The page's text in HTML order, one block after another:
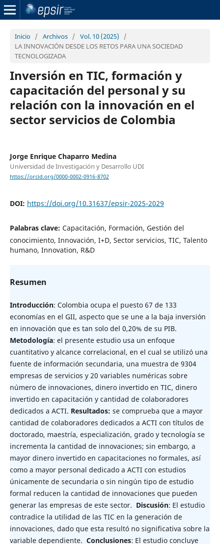
Inicio / Archivos / Vol. 10 (2025)
/
LA INNOVACIÓN DESDE LOS RETOS PARA UNA SOCIEDAD
TECNOLOGIZADA
Inversión en TIC, formación y
capacitación del personal y su
relación con la innovación en el
sector servicios de Colombia
Jorge Enrique Chaparro Medina
Universidad de Investigación y Desarrollo UDI
https://orcid.org/0000-0002-0916-8702
DOI: https://doi.org/10.31637/epsir-2025-2029
Palabras clave: Capacitación, Formación, Gestión del
conocimiento, Innovación, I+D, Sector servicios, TIC, Talento
humano, Innovation, R&D
Resumen
Introducción: Colombia ocupa el puesto 67 de 133
economías en el GII, aspecto que se une a la baja inversión
en innovación que es tan solo del 0,20% de su PIB.
Metodología: el presente estudio usa un enfoque
cuantitativo y alcance correlacional, en el cual se utilizó una
fuente de información secundaria, una muestra de 9304
empresas de servicios y 20 variables numéricas sobre
número de innovaciones, dinero invertido en TIC, dinero
invertido en capacitación y cantidad de colaboradores
dedicados a ACTI. Resultados: se comprueba que a mayor
cantidad de colaboradores dedicados a ACTI con títulos de
doctorado, maestría, especialización, grado y tecnología se
incrementa la cantidad de innovaciones; sin embargo, a
mayor dinero invertido en capacitaciones no formales, así
como a mayor personal dedicado a ACTI con estudios
únicamente de secundaria o sin ningún tipo de estudio
formal reducen la cantidad de innovaciones que pueden
generar las empresas de este sector. Discusión: El estudio
contradice la utilidad de las TIC en la generación de
innovaciones, dado que esta resultó no significativa sobre la
variable dependiente. Conclusiones: El estudio concluye